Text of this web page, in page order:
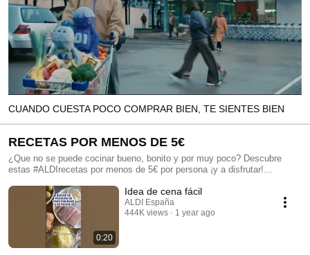
CUANDO CUESTA POCO COMPRAR BIEN, TE SIENTES BIEN
RECETAS POR MENOS DE 5€
¿Que no se puede cocinar bueno, bonito y por muy poco? Descubre
estas #ALDIrecetas por menos de 5€ por persona ¡y a disfrutar!
0:20
Idea de cena fácil
ALDI España
444K views
1 year ago